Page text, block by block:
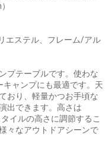
エステル、フレーム/アル
プテーブルです。使わな
ャンプにも最適です。天
おり、軽量かつお手頃な
出できます。高さは
イルの高さに調節するこ
々なアウトドアシーンで